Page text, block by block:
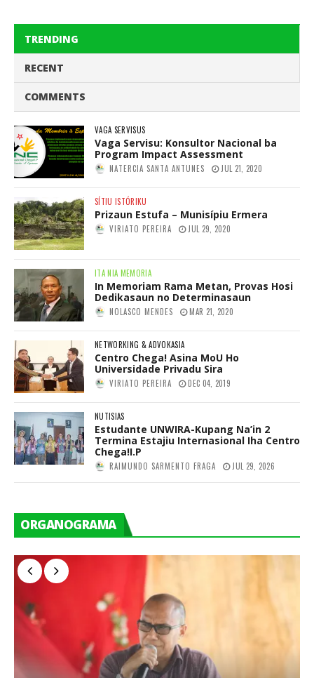
TRENDING
RECENT
COMMENTS
VAGA SERVISUS
Vaga Servisu: Konsultor Nacional ba
Program Impact Assessment
NATERCIA SANTA ANTUNES JUL 21, 2020
SÍTIU ISTÓRIKU
Prizaun Estufa – Munisípiu Ermera
VIRIATO PEREIRA JUL 29, 2020
ITA NIA MEMORIA
In Memoriam Rama Metan, Provas Hosi
Dedikasaun no Determinasaun
NOLASCO MENDES MAR 21, 2020
NETWORKING & ADVOKASIA
Centro Chega! Asina MoU Ho
Universidade Privadu Sira
VIRIATO PEREIRA DEC 04, 2019
NUTISIAS
Estudante UNWIRA-Kupang Na’in 2
Termina Estajiu Internasional Iha Centro
Chega!I.P
RAIMUNDO SARMENTO FRAGA JUL 29, 2026
ORGANOGRAMA